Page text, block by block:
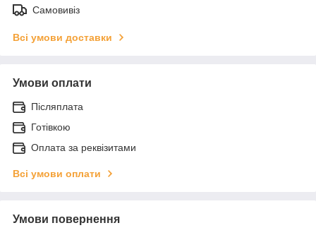
Самовивіз
Всі умови доставки
Умови оплати
Післяплата
Готівкою
Оплата за реквізитами
Всі умови оплати
Умови повернення